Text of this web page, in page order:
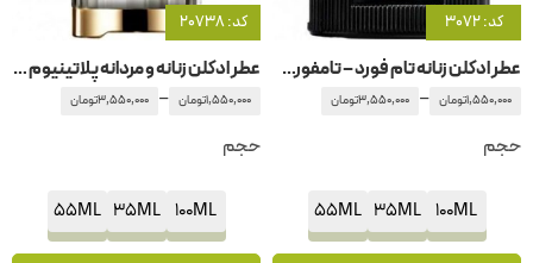
کد: 3072
عطر ادکلن زنانه تام فورد – تامفورد نواق – نویر پور فم
1,550,000تومان –
3,550,000تومان
حجم
100ML
35ML
55ML
کد: 20738
عطر ادکلن زنانه و مردانه پلاتینیوم لدر -پلاتونیوم کارولینا هررا
1,550,000تومان –
3,550,000تومان
حجم
100ML
35ML
55ML